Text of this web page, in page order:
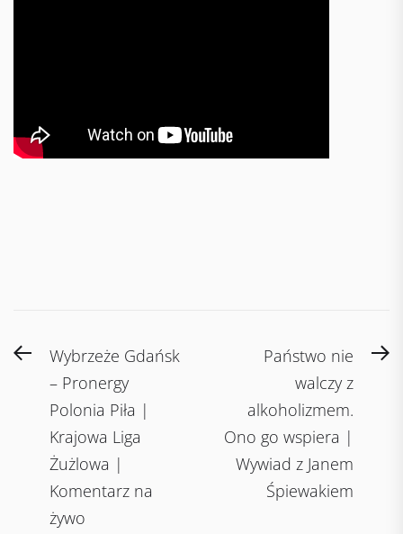
Post
navigation
PreviousWybrzeże Gdańsk
– Pronergy
Polonia Piła |
Krajowa Liga
Żużlowa |
Komentarz na
żywo
Państwo nie
walczy z
alkoholizmem.
Ono go wspiera |
Wywiad z Janem
Śpiewakiem